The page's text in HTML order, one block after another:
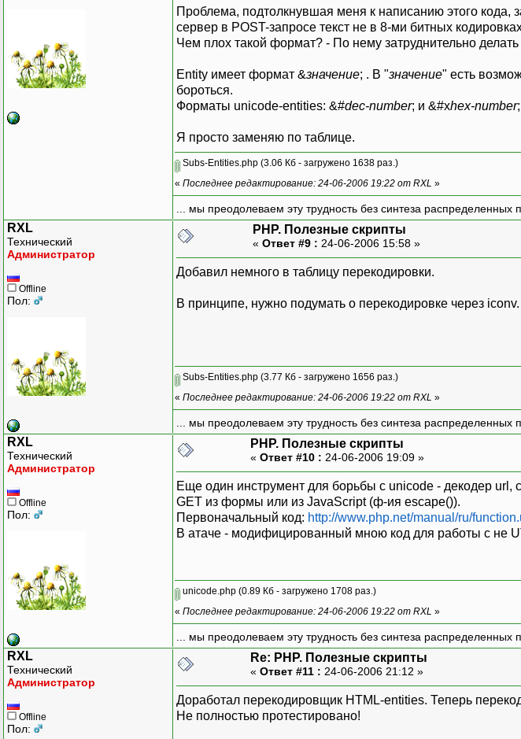
Проблема, подтолкнувшая меня к написанию этого кода,
сервер в POST-запросе текст не в 8-ми битных
Чем плох такой формат? - По нему затруднительно
Entity имеет формат &значение; . В "значение" есть
бороться.
Форматы unicode-entities: &#dec-number; и &#xhex-number;
Я просто заменяю по таблице.
Subs-Entities.php (3.06 Кб - загружено 1638 раз.)
« Последнее редактирование: 24-06-2006 19:22 от RXL »
... мы преодолеваем эту трудность без синтеза
RXL
Технический
Администратор
Offline
Пол:
PHP. Полезные скрипты
« Ответ #9 : 24-06-2006 15:58 »
Добавил немного в таблицу перекодировки.
В принципе, нужно подумать о перекодировке через iconv.
Subs-Entities.php (3.77 Кб - загружено 1656 раз.)
« Последнее редактирование: 24-06-2006 19:22 от RXL »
... мы преодолеваем эту трудность без синтеза
RXL
Технический
Администратор
Offline
Пол:
PHP. Полезные скрипты
« Ответ #10 : 24-06-2006 19:09 »
Еще один инструмент для борьбы с unicode - декодер
GET из формы или из JavaScript (ф-ия escape()).
Первоначальный код: http://www.php.net/manual/ru/
В атаче - модифицированный мною код для работы с не
unicode.php (0.89 Кб - загружено 1708 раз.)
« Последнее редактирование: 24-06-2006 19:22 от RXL »
... мы преодолеваем эту трудность без синтеза
RXL
Технический
Администратор
Offline
Пол:
Re: PHP. Полезные скрипты
« Ответ #11 : 24-06-2006 21:12 »
Доработал перекодировщик HTML-entities. Теперь
Не полностью протестировано!